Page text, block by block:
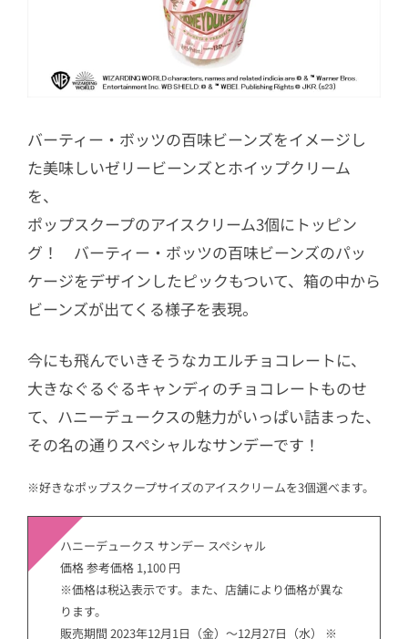
バーティー・ボッツの百味ビーンズをイメージし
た美味しいゼリービーンズとホイップクリーム
を、
ポップスクープのアイスクリーム3個にトッピン
グ！ バーティー・ボッツの百味ビーンズのパッ
ケージをデザインしたピックもついて、箱の中から
ビーンズが出てくる様子を表現。
今にも飛んでいきそうなカエルチョコレートに、
大きなぐるぐるキャンディのチョコレートものせ
て、ハニーデュークスの魅力がいっぱい詰まった、
その名の通りスペシャルなサンデーです！
※好きなポップスクープサイズのアイスクリームを3個選べます。
ハニーデュークス サンデー スペシャル
価格 参考価格 1,100 円
※価格は税込表示です。また、店舗により価格が異な
ります。
販売期間 2023年12月1日（金）～12月27日（水） ※